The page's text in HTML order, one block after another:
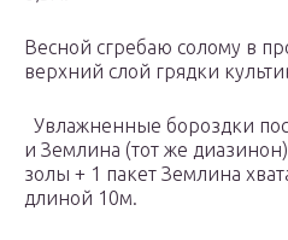
Весной сгребаю солому в
верхний слой грядки
Увлажненные бороздки
и Землина (тот же
золы + 1 пакет Землина
длиной 10м.